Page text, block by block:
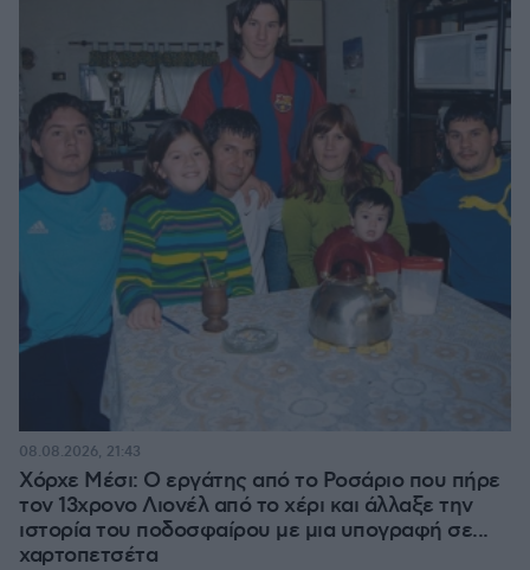
Χόρχε Μέσι: Ο εργάτης από το Ροσάριο που πήρε
τον 13χρονο Λιονέλ από το χέρι και άλλαξε την
ιστορία του ποδοσφαίρου με μια υπογραφή σε...
χαρτοπετσέτα
08.08.2026, 21:43